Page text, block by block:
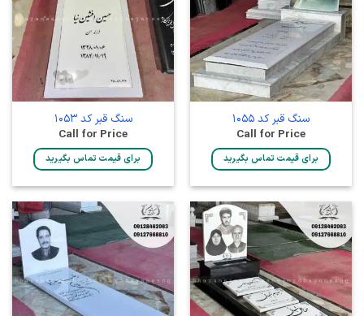
سنگ قبر کد 1055
Call for Price
برای قیمت تماس بگیرید
سنگ قبر کد 1053
Call for Price
برای قیمت تماس بگیرید